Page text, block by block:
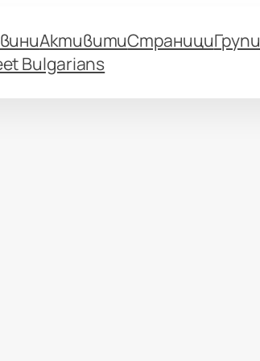
АктивитиСтранициГрупи
Bulgarians